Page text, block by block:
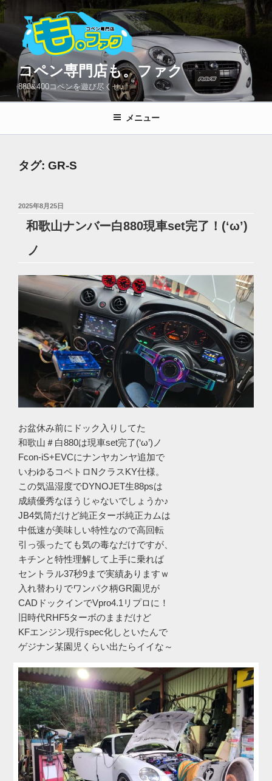
コ
ン
ン
ス
プ
コペン専門店も。ファク
880&400コペンを遊び尽くせ♪
メニュー
タグ: GR-S
投
日:
2025年8月25日
和歌山ナンバー白880現車set完了！(‘ω’)
ノ
お盆休み前にドック入りしてた
和歌山＃白880は現車set完了(‘ω’)ノ
Fcon-iS+EVCにナンヤカンヤ追加で
いわゆるコペトロNクラスKY仕様。
この気温湿度でDYNOJET生88psは
成績優秀なほうじゃないでしょうか♪
JB4気筒だけど純正ターボ純正カムは
中低速が美味しい特性なので高回転
引っ張ったても気の毒なだけですが、
キチンと特性理解して上手に乗れば
セントラル37秒9まで実績ありますｗ
入れ替わりでワンパク柄GR園児が
CADドックインでVpro4.1リプロに！
旧時代RHF5ターボのままだけど
KFエンジン現行spec化しといたんで
ゲジナン某園児くらい出たらイイな～